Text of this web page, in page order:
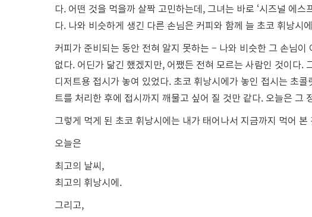
다. 어떤 것을 먹을까 살짝 고민하는데, 그녀는 바로 ‘시즈널 에
다. 나와 비슷하게 생긴 다른 손님은 커피와 함께 늘 초코 휘낭시
커피가 준비되는 동안 전혀 알지 못하는 – 나와 비슷한 그 손님
없다. 어딘가 닮긴 했겠지만, 어쨌든 전혀 모르는 사람인 것이다.
디저트용 접시가 놓여 있었다. 초코 휘낭시에가 놓인 접시는 초
트를 처리한 후에 접시까지 깨물고 싶어 질 것만 같다. 오늘은 그
그렇게 먹게 된 초코 휘낭시에는 내가 태어나서 지금까지 먹어 본
오늘은
최고의 날씨,
최고의 휘낭시에.
그리고,